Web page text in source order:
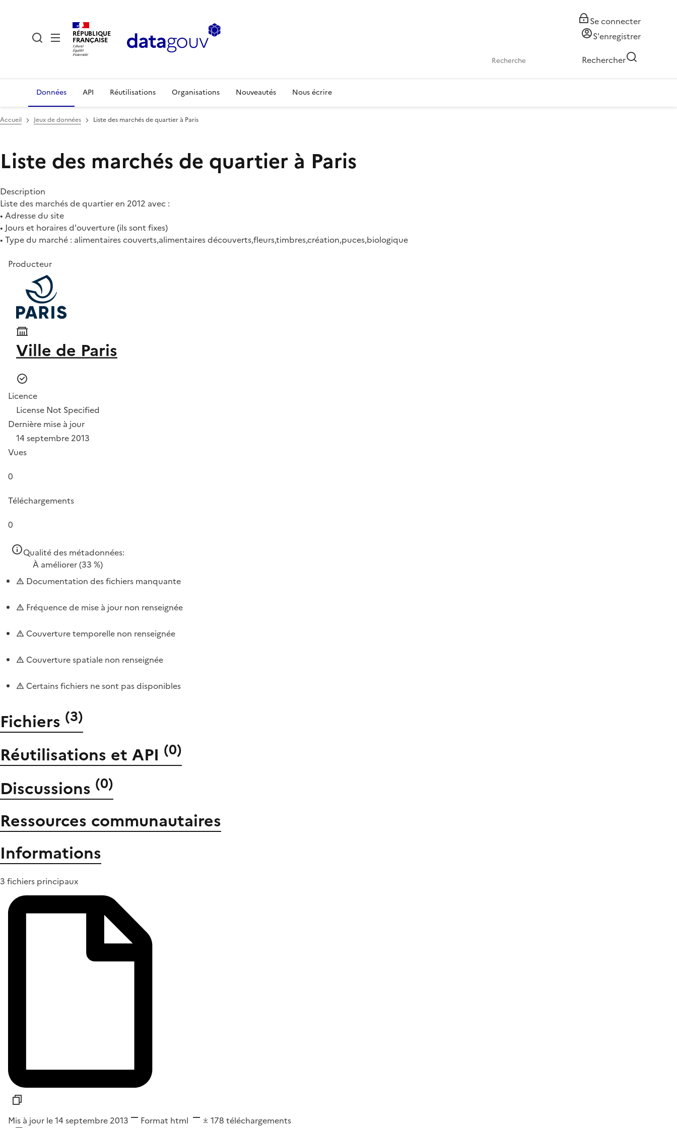
RÉPUBLIQUE
FRANÇAISE
Se connecter
S'enregistrer
Rechercher
Données API Réutilisations Organisations Nouveautés Nous écrire
Accueil Jeux de données Liste des marchés de quartier à Paris
Liste des marchés de quartier à Paris
Description
Liste des marchés de quartier en 2012 avec :
• Adresse du site
• Jours et horaires d'ouverture (ils sont fixes)
• Type du marché : alimentaires couverts,alimentaires découverts,fleurs,timbres,création,puces,biologique
Producteur
Ville de Paris
Licence
License Not Specified
Dernière mise à jour
14 septembre 2013
Vues
0
Téléchargements
0
Qualité des métadonnées:
À améliorer(33 %)
Documentation des fichiers manquante
Fréquence de mise à jour non renseignée
Couverture temporelle non renseignée
Couverture spatiale non renseignée
Certains fichiers ne sont pas disponibles
Fichiers (3)
Réutilisations et API (0)
Discussions (0)
Ressources communautaires
Informations
3 fichiers principaux
Mis à jour le 14 septembre 2013 Format html 178 téléchargements